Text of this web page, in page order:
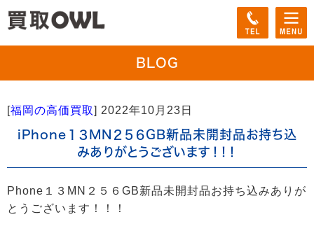
BLOG
[福岡の高価買取] 2022年10月23日
iPhone１３MN２５６GB新品未開封品お持ち込
みありがとうございます！！！
Phone１３MN２５６GB新品未開封品お持ち込みありが
とうございます！！！